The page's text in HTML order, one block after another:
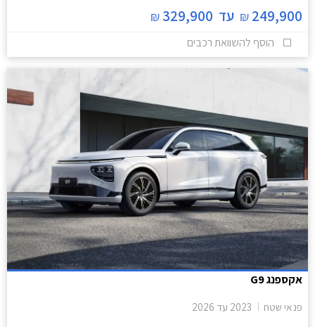
249,900
₪ עד 329,900
₪
הוסף להשוואת רכבים
אקספנג G9
פנאי שטח 2023 עד 2026